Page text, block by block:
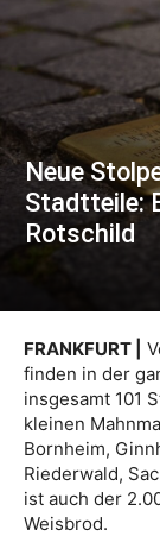
Neue
Stadtteile:
Rotschild
FRANKFURT |
finden in der
insgesamt 101
kleinen
Bornheim,
Riederwald,
ist auch der
Weisbrod.